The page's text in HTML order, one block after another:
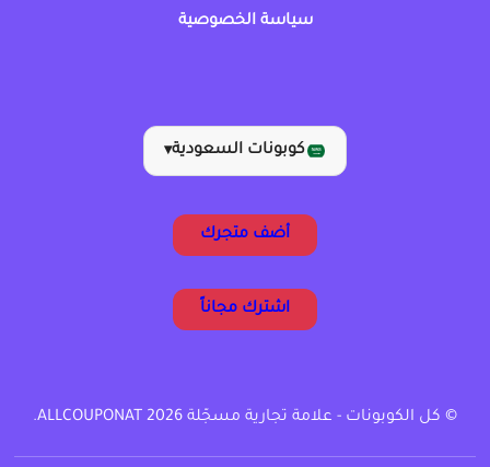
سياسة الخصوصية
كوبونات السعودية▾
أضف متجرك
اشترك مجاناً
© كل الكوبونات - علامة تجارية مسجّلة ALLCOUPONAT 2026.